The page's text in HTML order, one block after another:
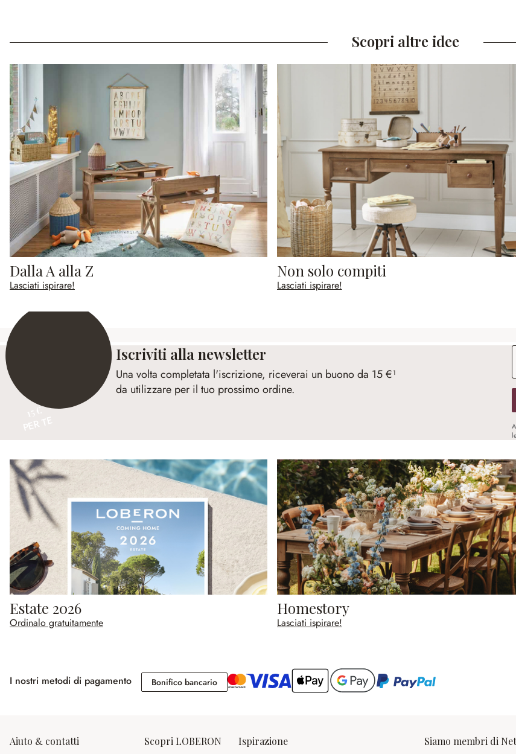
Scopri altre idee
Dalla A alla Z
Lasciati ispirare!
Non solo compiti
Lasciati ispirare!
15 €
Iscriviti alla newsletter
Una volta completata l'iscrizione, riceverai un buono da 15 €¹
da utilizzare per il tuo prossimo ordine.
Estate 2026
Ordinalo gratuitamente
Homestory
Lasciati ispirare!
I nostri metodi di pagamento Bonifico bancarioBonifico bancario
Aiuto & contatti Scopri LOBERON Ispirazione Siamo membri di